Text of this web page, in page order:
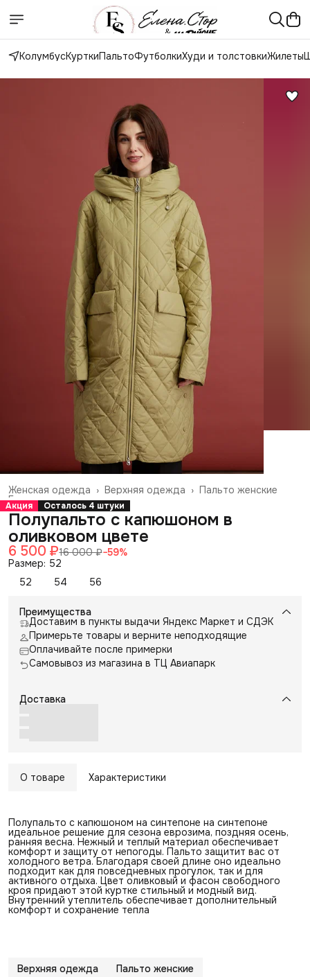
КолумбусКурткиПальтоФутболкиХуди и толстовкиЖилеты
Пальто женские
Верхняя одежда ›
Женская одежда ›
Главная ›
Акция Осталось 4 штуки
Полупальто с капюшоном в
оливковом цвете
6 500 ₽16 000 ₽−59%
Размер: 52
52
54 56
Преимущества
Доставим в пункты выдачи Яндекс Маркет и СДЭК
Примерьте товары и верните неподходящие
Оплачивайте после примерки
Самовывоз из магазина в ТЦ Авиапарк
Доставка
О товаре Характеристики
Полупальто с капюшоном на синтепоне на синтепоне
идеальное решение для сезона еврозима, поздняя осень,
ранняя весна. Нежный и теплый материал обеспечивает
комфорт и защиту от непогоды. Пальто защитит вас от
холодного ветра. Благодаря своей длине оно идеально
подходит как для повседневных прогулок, так и для
активного отдыха. Цвет оливковый и фасон свободного
кроя придают этой куртке стильный и модный вид.
Внутренний утеплитель обеспечивает дополнительный
комфорт и сохранение тепла
Верхняя одежда Пальто женские